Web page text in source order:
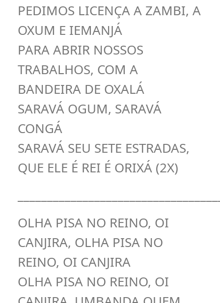
PEDIMOS LICENÇA A ZAMBI, A
OXUM E IEMANJÁ
PARA ABRIR NOSSOS
TRABALHOS, COM A
BANDEIRA DE OXALÁ
SARAVÁ OGUM, SARAVÁ
CONGÁ
SARAVÁ SEU SETE ESTRADAS,
QUE ELE É REI É ORIXÁ (2X)
OLHA PISA NO REINO, OI
CANJIRA, OLHA PISA NO
REINO, OI CANJIRA
OLHA PISA NO REINO, OI